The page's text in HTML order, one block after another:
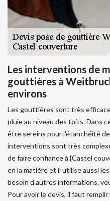
Les interventions de
gouttières à
environs
Les gouttières sont très
pluie au niveau des toits. Dans
être sereins pour l'étanchéité
interventions sont très
de faire confiance à {Castel
en la matière et il utilise aussi
besoin d'autres informations,
Pour avoir le devis, il faut